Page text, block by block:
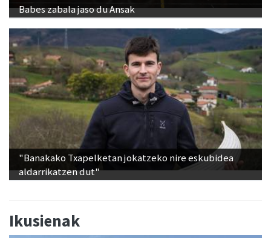
Babes zabala jaso du Ansak
"Banakako Txapelketan jokatzeko nire eskubidea
aldarrikatzen dut"
Ikusienak